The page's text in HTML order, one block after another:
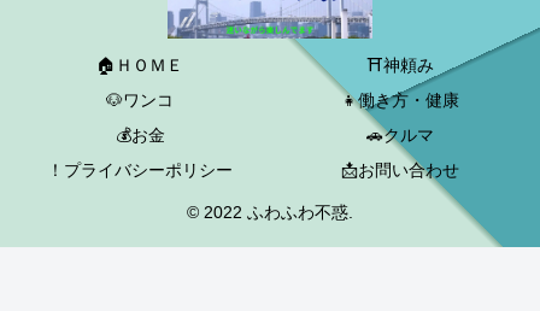
🏠ＨＯＭＥ
⛩神頼み
🐶ワンコ
👧働き方・健康
💰お金
🚗クルマ
！プライバシーポリシー
📩お問い合わせ
© 2022 ふわふわ不惑.